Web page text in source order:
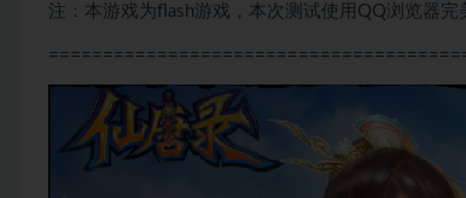
注：本游戏为flash游戏，本次测试使用QQ浏览器完